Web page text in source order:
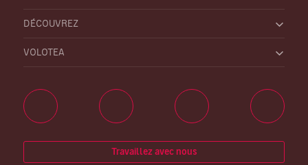
DÉCOUVREZ
VOLOTEA
Travaillez avec nous